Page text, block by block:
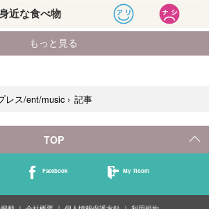
レス/ent/music › 記事
TOP
Facebook My Room